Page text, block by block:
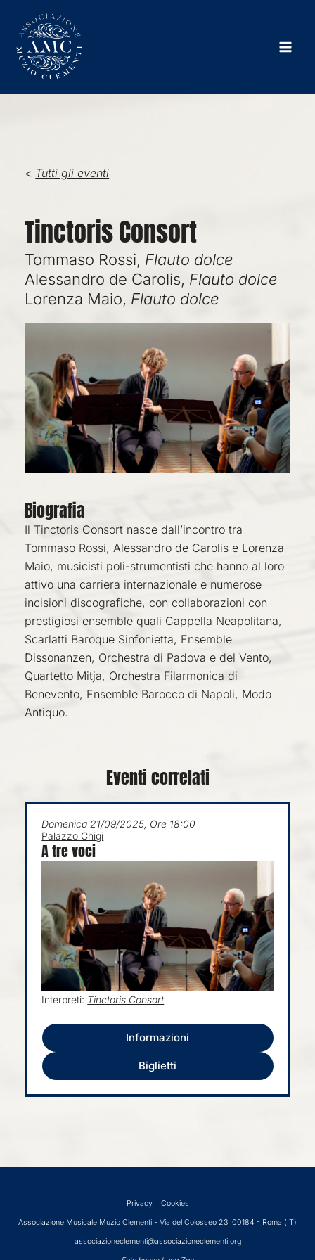
contenuto
< Tutti gli eventi
Tinctoris Consort
Tommaso Rossi, Flauto dolce
Alessandro de Carolis, Flauto dolce
Lorenza Maio, Flauto dolce
Biografia
IlTinctoris Consort nasce dall’incontro tra
Tommaso Rossi, Alessandro de Carolis e Lorenza
Maio, musicisti poli-strumentisti che hanno al loro
attivo una carriera internazionale e numerose
incisioni discografiche, con collaborazioni con
prestigiosi ensemble quali Cappella Neapolitana,
Scarlatti Baroque Sinfonietta, Ensemble
Dissonanzen, Orchestra di Padova e del Vento,
Quartetto Mitja, Orchestra Filarmonica di
Benevento, Ensemble Barocco di Napoli, Modo
Antiquo.
Eventi correlati
Domenica 21/09/2025, Ore 18:00
Palazzo Chigi
A tre voci
Interpreti: Tinctoris Consort
Informazioni
Biglietti
Privacy Cookies
Associazione Musicale Muzio Clementi - Via del Colosseo 23, 00184 - Roma (IT)
associazioneclementi@associazioneclementi.org